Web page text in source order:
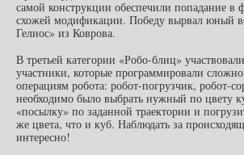
самой конструкции обеспечили попадание в
схожей модификации. Победу вырвал юный
Гелиос» из Коврова.
В третьей категории «Робо-блиц»
участники, которые программировали
операциям робота: робот-погрузчик, робот-
необходимо было выбрать нужный по цвету
«посылку» по заданной траектории и
же цвета, что и куб. Наблюдать за
интересно!